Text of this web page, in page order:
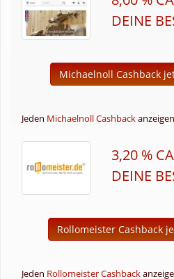
DEINE
Michaelnoll Cashback
Jeden Michaelnoll Cashback
3,20 %
DEINE
Rollomeister Cashback
Jeden Rollomeister Cashback